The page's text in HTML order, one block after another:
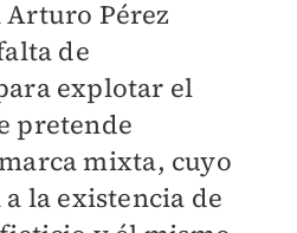
Pérez
de
explotar el
pretende
mixta, cuyo
la existencia de